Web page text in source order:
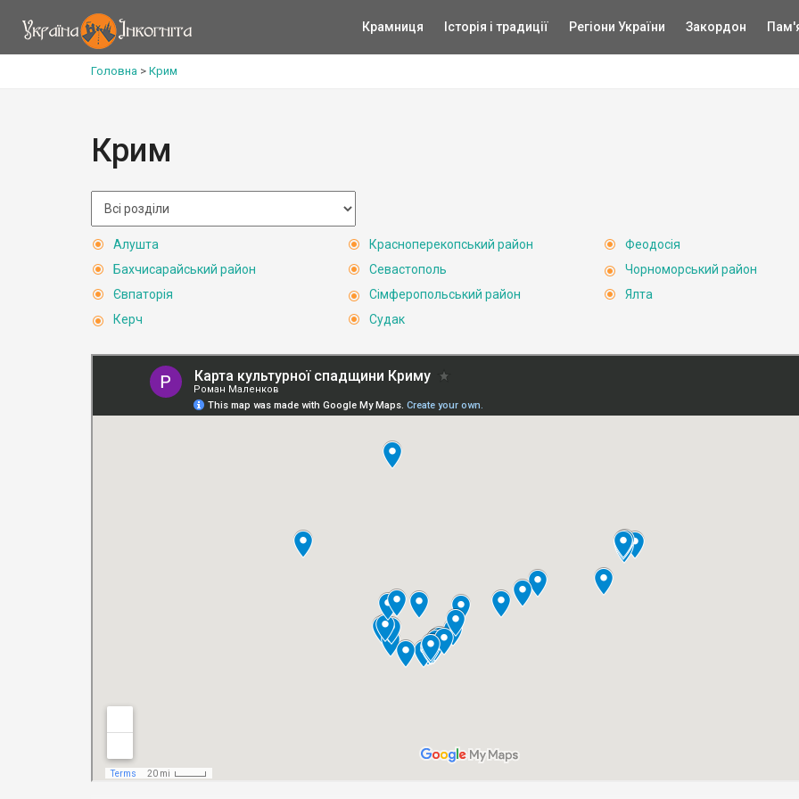
Крамниця Історія і традиції Регіони України Закордон
Головна > Крим
Крим
Алушта
Бахчисарайський район
Євпаторія
Керч
Красноперекопський район
Севастополь
Сімферопольський район
Судак
Феодосія
Чорноморський район
Ялта